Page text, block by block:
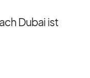
Dubai ist